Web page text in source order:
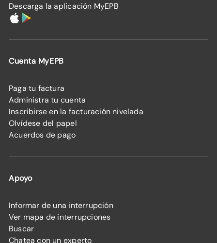
Descarga la aplicación MyEPB
Cuenta MyEPB
Paga tu factura
Administra tu cuenta
Inscribirse en la facturación nivelada
Olvídese del papel
Acuerdos de pago
Apoyo
Informar de una interrupción
Ver mapa de interrupciones
Buscar
Chatea con un experto